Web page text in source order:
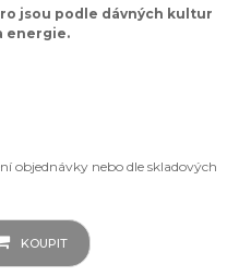
jsou podle dávných kultur
energie.
objednávky nebo dle skladových
KOUPIT